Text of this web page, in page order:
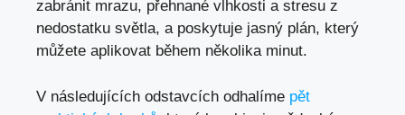
zabránit mrazu, přehnané vlhkosti a stresu z
nedostatku světla, a poskytuje jasný plán, který
můžete aplikovat během několika minut.
V následujících odstavcích odhalíme pět